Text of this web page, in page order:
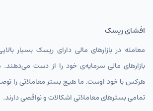
افشای ریسک
معامله در بازارهای مالی دارای ریسک بسیار
بازارهای مالی سرمایه‌ی خود را از دست
هرکس با خود اوست. ما هیچ بستر معاملاتی را
تمامی بسترهای معاملاتی اشکالات و نواقصی دارند.